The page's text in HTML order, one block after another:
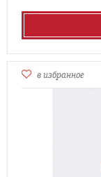
в избранное